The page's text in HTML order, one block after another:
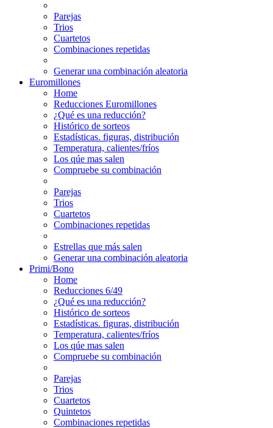
Parejas
Trios
Cuartetos
Combinaciones repetidas
Generar una combinación aleatoria
Euromillones
Home
Reducciones Euromillones
¿Qué es una reducción?
Histórico de sorteos
Estadísticas. figuras, distribución
Temperatura, calientes/fríos
Los qúe mas salen
Compruebe su combinación
Parejas
Trios
Cuartetos
Combinaciones repetidas
Estrellas que más salen
Generar una combinación aleatoria
Primi/Bono
Home
Reducciones 6/49
¿Qué es una reducción?
Histórico de sorteos
Estadísticas. figuras, distribución
Temperatura, calientes/fríos
Los qúe mas salen
Compruebe su combinación
Parejas
Trios
Cuartetos
Quintetos
Combinaciones repetidas